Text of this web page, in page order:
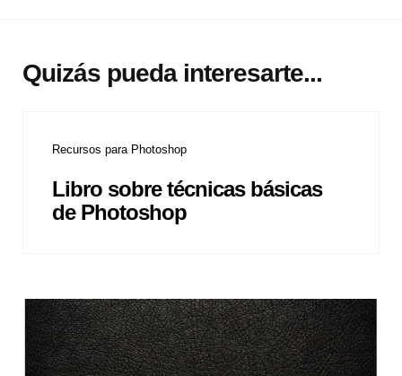
Quizás pueda interesarte...
Recursos para Photoshop
Libro sobre técnicas básicas
de Photoshop